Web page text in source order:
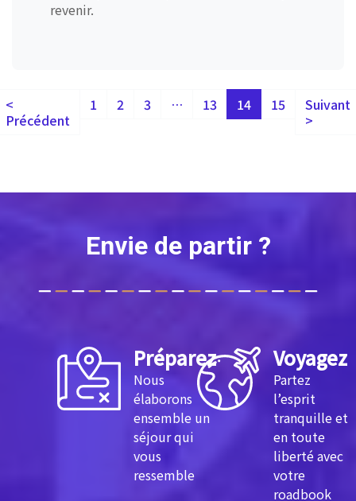
revenir.
<
Précédent
1 2 3 … 13 14 15
Suivant
>
Envie de partir ?
Préparez
Nous
élaborons
ensemble un
séjour qui
vous
ressemble
Voyagez
Partez
l’esprit
tranquille et
en toute
liberté avec
votre
roadbook